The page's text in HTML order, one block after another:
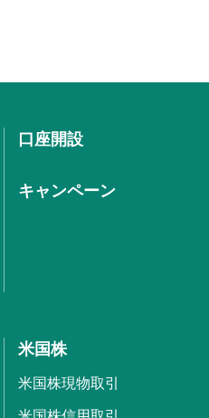
口座開設
キャンペーン
米国株
米国株現物取引